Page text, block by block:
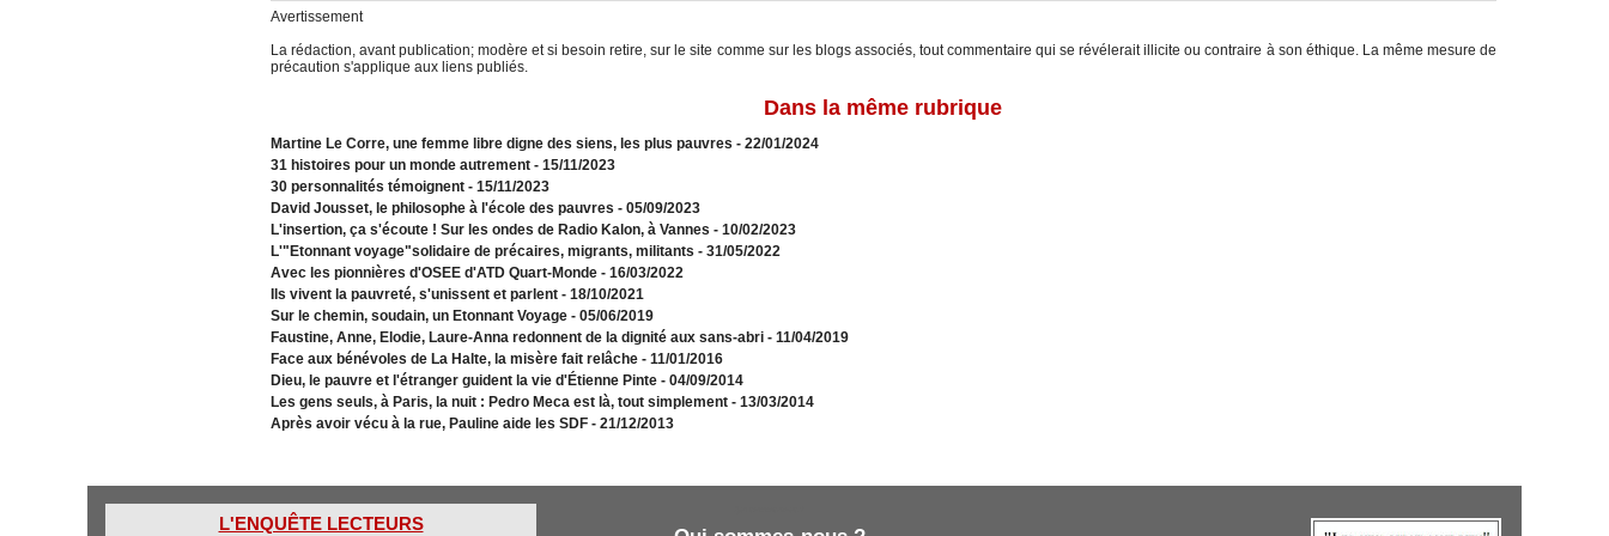
Avertissement
La rédaction, avant publication; modère et si besoin retire, sur le site comme sur les blogs associés, tout commentaire qui se révélerait illicite ou contraire à son éthique. La même mesure de
précaution s'applique aux liens publiés.
Dans la même rubrique
Martine Le Corre, une femme libre digne des siens, les plus pauvres - 22/01/2024
31 histoires pour un monde autrement - 15/11/2023
30 personnalités témoignent - 15/11/2023
David Jousset, le philosophe à l'école des pauvres - 05/09/2023
L'insertion, ça s'écoute ! Sur les ondes de Radio Kalon, à Vannes - 10/02/2023
L'"Etonnant voyage"solidaire de précaires, migrants, militants - 31/05/2022
Avec les pionnières d'OSEE d'ATD Quart-Monde - 16/03/2022
Ils vivent la pauvreté, s'unissent et parlent - 18/10/2021
Sur le chemin, soudain, un Etonnant Voyage - 05/06/2019
Faustine, Anne, Elodie, Laure-Anna redonnent de la dignité aux sans-abri - 11/04/2019
Face aux bénévoles de La Halte, la misère fait relâche - 11/01/2016
Dieu, le pauvre et l'étranger guident la vie d'Étienne Pinte - 04/09/2014
Les gens seuls, à Paris, la nuit : Pedro Meca est là, tout simplement - 13/03/2014
Après avoir vécu à la rue, Pauline aide les SDF - 21/12/2013
L'ENQUÊTE LECTEURS